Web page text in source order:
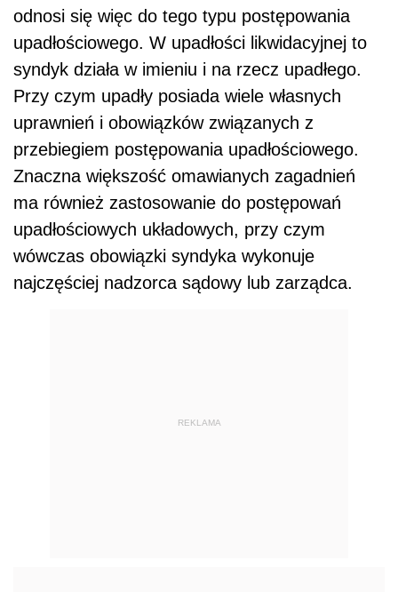
odnosi się więc do tego typu postępowania
upadłościowego. W upadłości likwidacyjnej to
syndyk działa w imieniu i na rzecz upadłego.
Przy czym upadły posiada wiele własnych
uprawnień i obowiązków związanych z
przebiegiem postępowania upadłościowego.
Znaczna większość omawianych zagadnień
ma również zastosowanie do postępowań
upadłościowych układowych, przy czym
wówczas obowiązki syndyka wykonuje
najczęściej nadzorca sądowy lub zarządca.
REKLAMA